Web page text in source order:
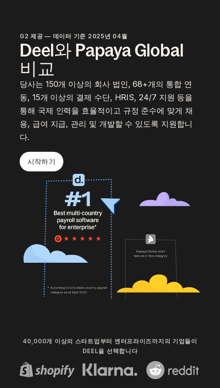
G2 제공 — 데이터 기준 2025년 04월
Deel와 Papaya Global
비교
당사는 150개 이상의 회사 법인, 68+개의 통합 연
동, 15개 이상의 결제 수단, HRIS, 24/7 지원 등을
통해 국제 인력을 효율적이고 규정 준수에 맞게 채
용, 급여 지급, 관리 및 개발할 수 있도록 지원합니
다.
시작하기
40,000개 이상의 스타트업부터 엔터프라이즈까지의 기업들이
DEEL을 선택합니다